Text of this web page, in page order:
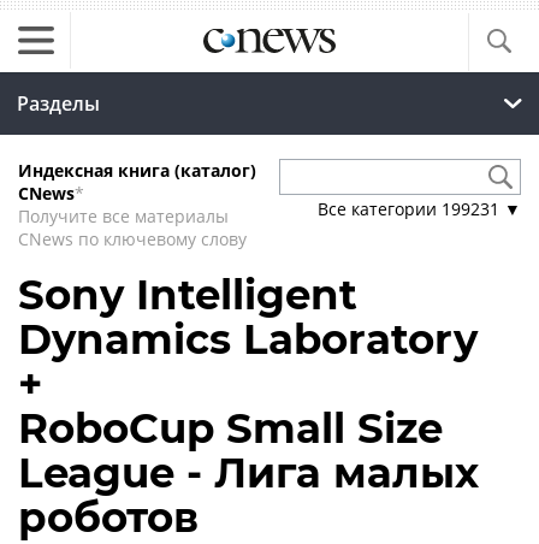
Разделы
Индексная книга (каталог)
CNews*
Получите все материалы
CNews по ключевому слову
Все категории 199231 ▼
Sony Intelligent
Dynamics Laboratory
+
RoboCup Small Size
League - Лига малых
роботов